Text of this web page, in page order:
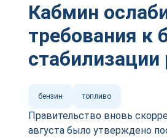
Кабмин
требования к
бензин топливо
Правительство вновь
августа было утверждено